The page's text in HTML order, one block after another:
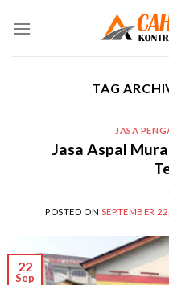
TAG
JASA
Jasa Aspal
POSTED ON SEPTEMBER
22
Sep